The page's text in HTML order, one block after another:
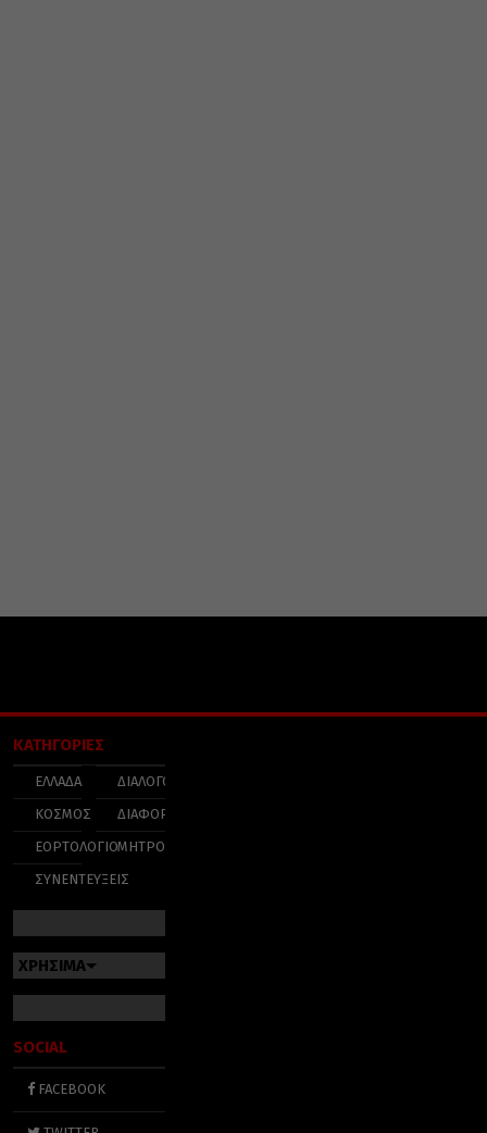
ΚΑΤΗΓΟΡΙΕΣ
ΕΛΛΑΔΑ
ΚΟΣΜΟΣ
ΕΟΡΤΟΛΟΓΙΟ
ΣΥΝΕΝΤΕΥΞΕΙΣ
ΔΙΑΛΟΓΟΣ
ΔΙΑΦΟΡΑ
ΜΗΤΡΟΠΟΛΕΙΣ
ΧΡΗΣΙΜΑ
SOCIAL
FACEBOOK